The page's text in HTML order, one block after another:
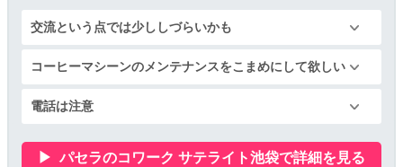
交流という点では少ししづらいかも
コーヒーマシーンのメンテナンスをこまめにして欲しい
電話は注意
パセラのコワーク サテライト池袋で詳細を見る